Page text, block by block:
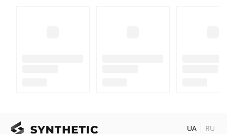
UA RU